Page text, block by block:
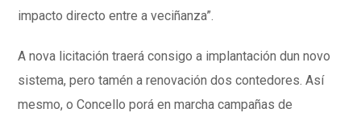
impacto directo entre a veciñanza”.
A nova licitación traerá consigo a implantación dun novo
sistema, pero tamén a renovación dos contedores. Así
mesmo, o Concello porá en marcha campañas de